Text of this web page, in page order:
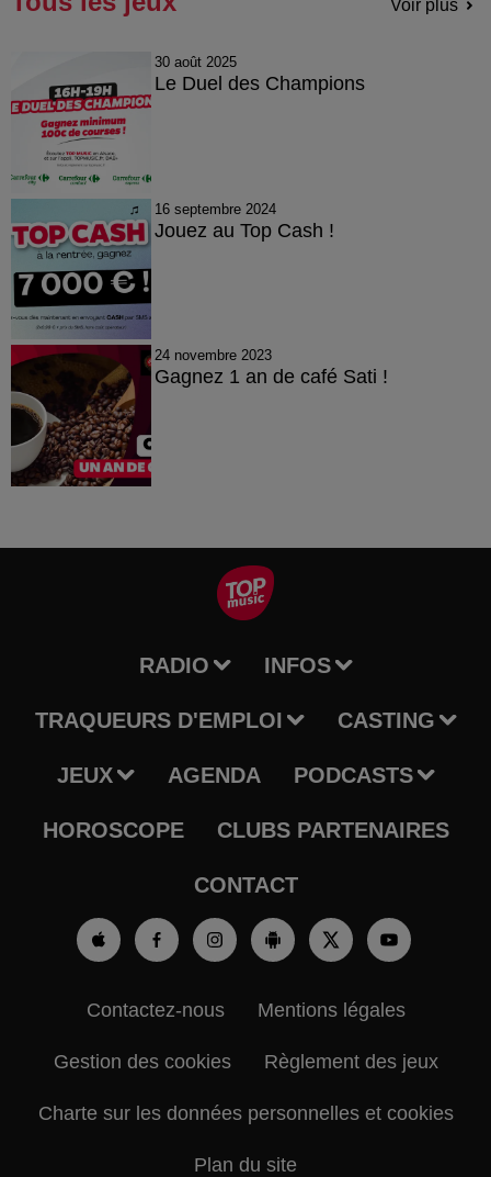
Voir plus
30 août 2025
Le Duel des Champions
16 septembre 2024
Jouez au Top Cash !
24 novembre 2023
Gagnez 1 an de café Sati !
RADIO INFOS
TRAQUEURS D'EMPLOI CASTING
JEUX AGENDA PODCASTS
HOROSCOPE CLUBS PARTENAIRES
CONTACT
Contactez-nous Mentions légales
Gestion des cookies Règlement des jeux
Charte sur les données personnelles et cookies
Plan du site